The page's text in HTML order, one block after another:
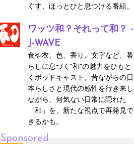
ぐす、ほっとひと息つける番組。
ワッツ和？それって和？ -
J-WAVE
食や衣、色、香り、文字など、暮
らしに息づく"和"の魅力をひもと
くポッドキャスト。昔ながらの日
本らしさと現代の感性を行き来し
ながら、何気ない日常に隠れた
「和」を、新たな視点で再発見で
きるかも。
Sponsored